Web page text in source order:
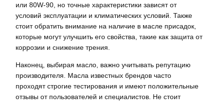
или 80W-90, но точные характеристики зависят от
условий эксплуатации и климатических условий. Также
стоит обратить внимание на наличие в масле присадок,
которые могут улучшить его свойства, такие как защита от
коррозии и снижение трения.
Наконец, выбирая масло, важно учитывать репутацию
производителя. Масла известных брендов часто
проходят строгие тестирования и имеют положительные
отзывы от пользователей и специалистов. Не стоит